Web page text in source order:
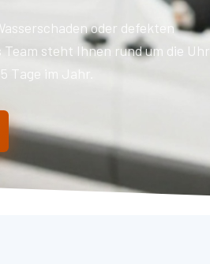
oder defekten
steht Ihnen rund um die Uhr
Tage im Jahr.